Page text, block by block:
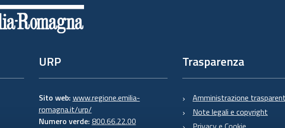
URP
Sito web: www.regione.emilia-
romagna.it/urp/
Numero verde: 800.66.22.00
Trasparenza
Amministrazione
Note legali e copyright